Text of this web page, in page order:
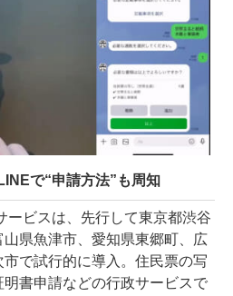
で“申請方法”も周知
ービスは、先行して東京都渋谷
県魚津市、愛知県東郷町、広
で試行的に導入。住民票の写
書申請などの行政サービスで